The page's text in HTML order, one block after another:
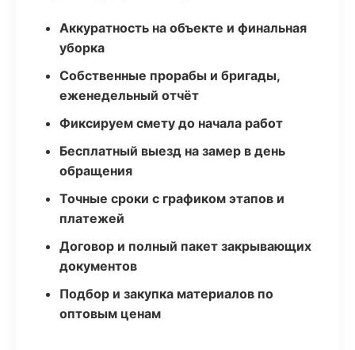
Аккуратность на объекте и финальная
уборка
Собственные прорабы и бригады,
еженедельный отчёт
Фиксируем смету до начала работ
Бесплатный выезд на замер в день
обращения
Точные сроки с графиком этапов и
платежей
Договор и полный пакет закрывающих
документов
Подбор и закупка материалов по
оптовым ценам